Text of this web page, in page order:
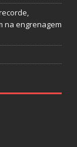
na engrenagem